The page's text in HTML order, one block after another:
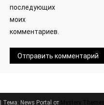
последующих
моих
комментариев.
Тема: News Portal от Mystery Themes